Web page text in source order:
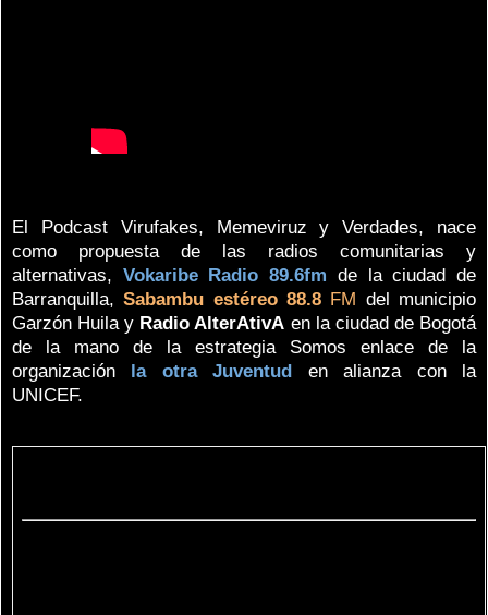
El Podcast Virufakes, Memeviruz y Verdades, nace
como propuesta de las radios comunitarias y
alternativas, Vokaribe Radio 89.6fm de la ciudad de
Barranquilla,Sabambu estéreo 88.8 FM del municipio
Garzón Huila y Radio AlterAtivA en la ciudad de Bogotá
de la mano de la estrategia Somos enlace de la
organización la otra Juventud en alianza con la
UNICEF.